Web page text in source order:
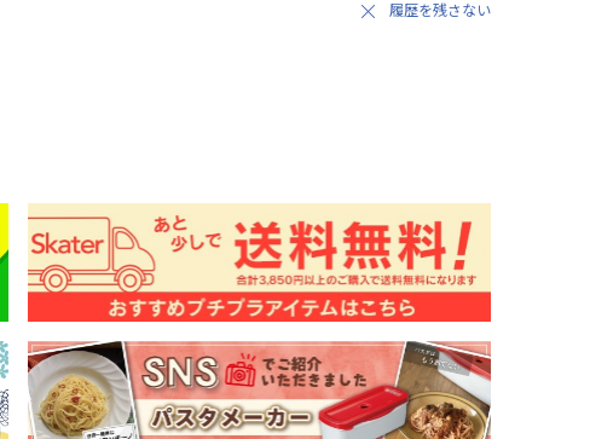
履歴を残さない